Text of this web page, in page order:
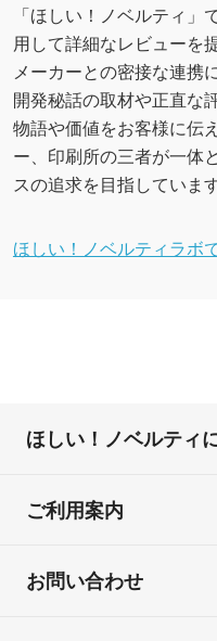
「ほしい！ノベルティ
用して詳細なレビューを
メーカーとの密接な連携
開発秘話の取材や正直な
物語や価値をお客様に伝
ー、印刷所の三者が一体
スの追求を目指しています
ほしい！ノベルティラボ
ほしい！ノベルティ
ご利用案内
お問い合わせ